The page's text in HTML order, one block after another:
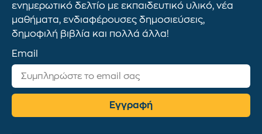
ενημερωτικό δελτίο με εκπαιδευτικό υλικό, νέα
μαθήματα, ενδιαφέρουσες δημοσιεύσεις,
δημοφιλή βιβλία και πολλά άλλα!
Email
Εγγραφή